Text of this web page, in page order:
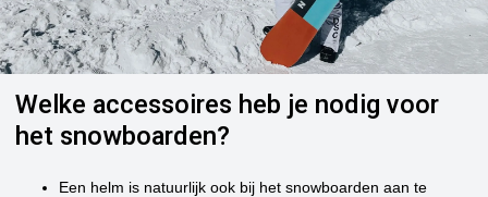
Welke accessoires heb je nodig voor
het snowboarden?
Een helm is natuurlijk ook bij het snowboarden aan te